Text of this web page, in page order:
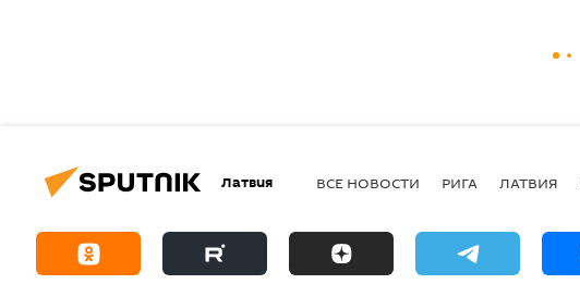
Латвия ВСЕ НОВОСТИ РИГА ЛАТВИЯ